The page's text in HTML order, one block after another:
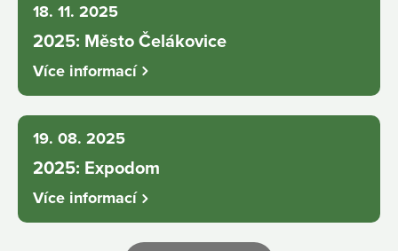
18. 11. 2025
2025: Město Čelákovice
Více informací
19. 08. 2025
2025: Expodom
Více informací